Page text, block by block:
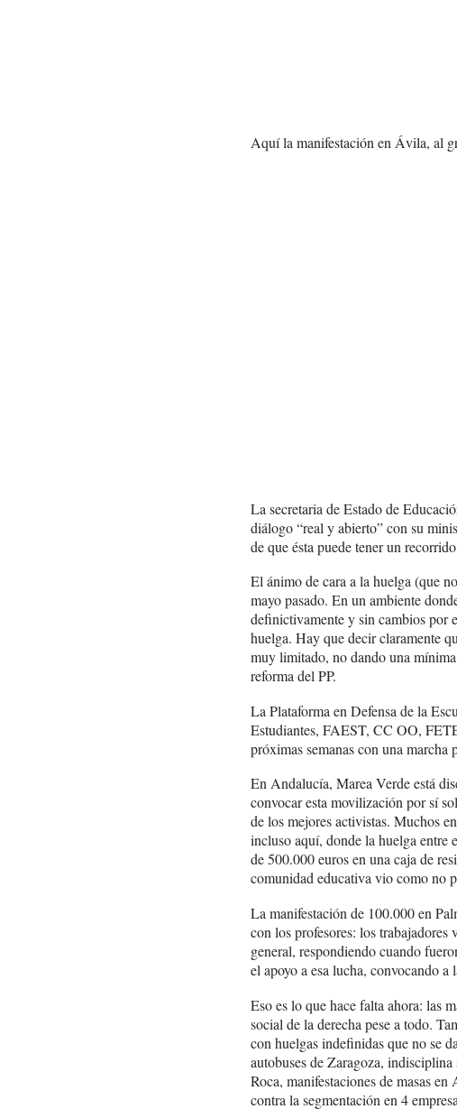
Aquí la manifestación en Ávila, al
La secretaria de Estado de
diálogo “real y abierto” con su
de que ésta puede tener un
El ánimo de cara a la huelga (que
mayo pasado. En un ambiente
definictivamente y sin cambios por
huelga. Hay que decir claramente
muy limitado, no dando una
reforma del PP.
La Plataforma en Defensa de la
Estudiantes, FAEST, CC OO,
próximas semanas con una
En Andalucía, Marea Verde está
convocar esta movilización por sí
de los mejores activistas. Muchos
incluso aquí, donde la huelga entre
de 500.000 euros en una caja de
comunidad educativa vio como no
La manifestación de 100.000 en
con los profesores: los
general, respondiendo cuando
el apoyo a esa lucha, convocando
Eso es lo que hace falta ahora: las
social de la derecha pese a todo.
con huelgas indefinidas que no se
autobuses de Zaragoza,
Roca, manifestaciones de masas
contra la segmentación en 4